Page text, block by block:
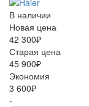
В наличии
Новая цена
42 300₽
Старая цена
45 900₽
Экономия
3 600₽
-